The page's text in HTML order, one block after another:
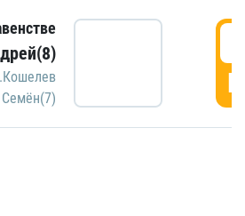
Семён(7)